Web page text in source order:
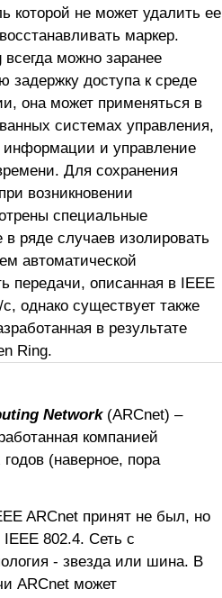
которой не может удалить ее
маркер.
можно заранее
задержку доступа к среде
она может применяться в
системах управления,
информации и управление
Для сохранения
возникновении
специальные
ряде случаев изолировать
автоматической
передачи, описанная в IEEE
однако существует также
в результате
Ring.
Network(ARCnet) –
компанией
(наверное, пора
ARCnet принят не был, но
IEEE 802.4. Сеть с
- звезда или шина. В
ARCnet может